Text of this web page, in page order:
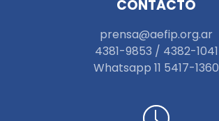
CONTACTO
prensa@aefip.org.ar
4381-9853 / 4382-1041
Whatsapp 11 5417-1360